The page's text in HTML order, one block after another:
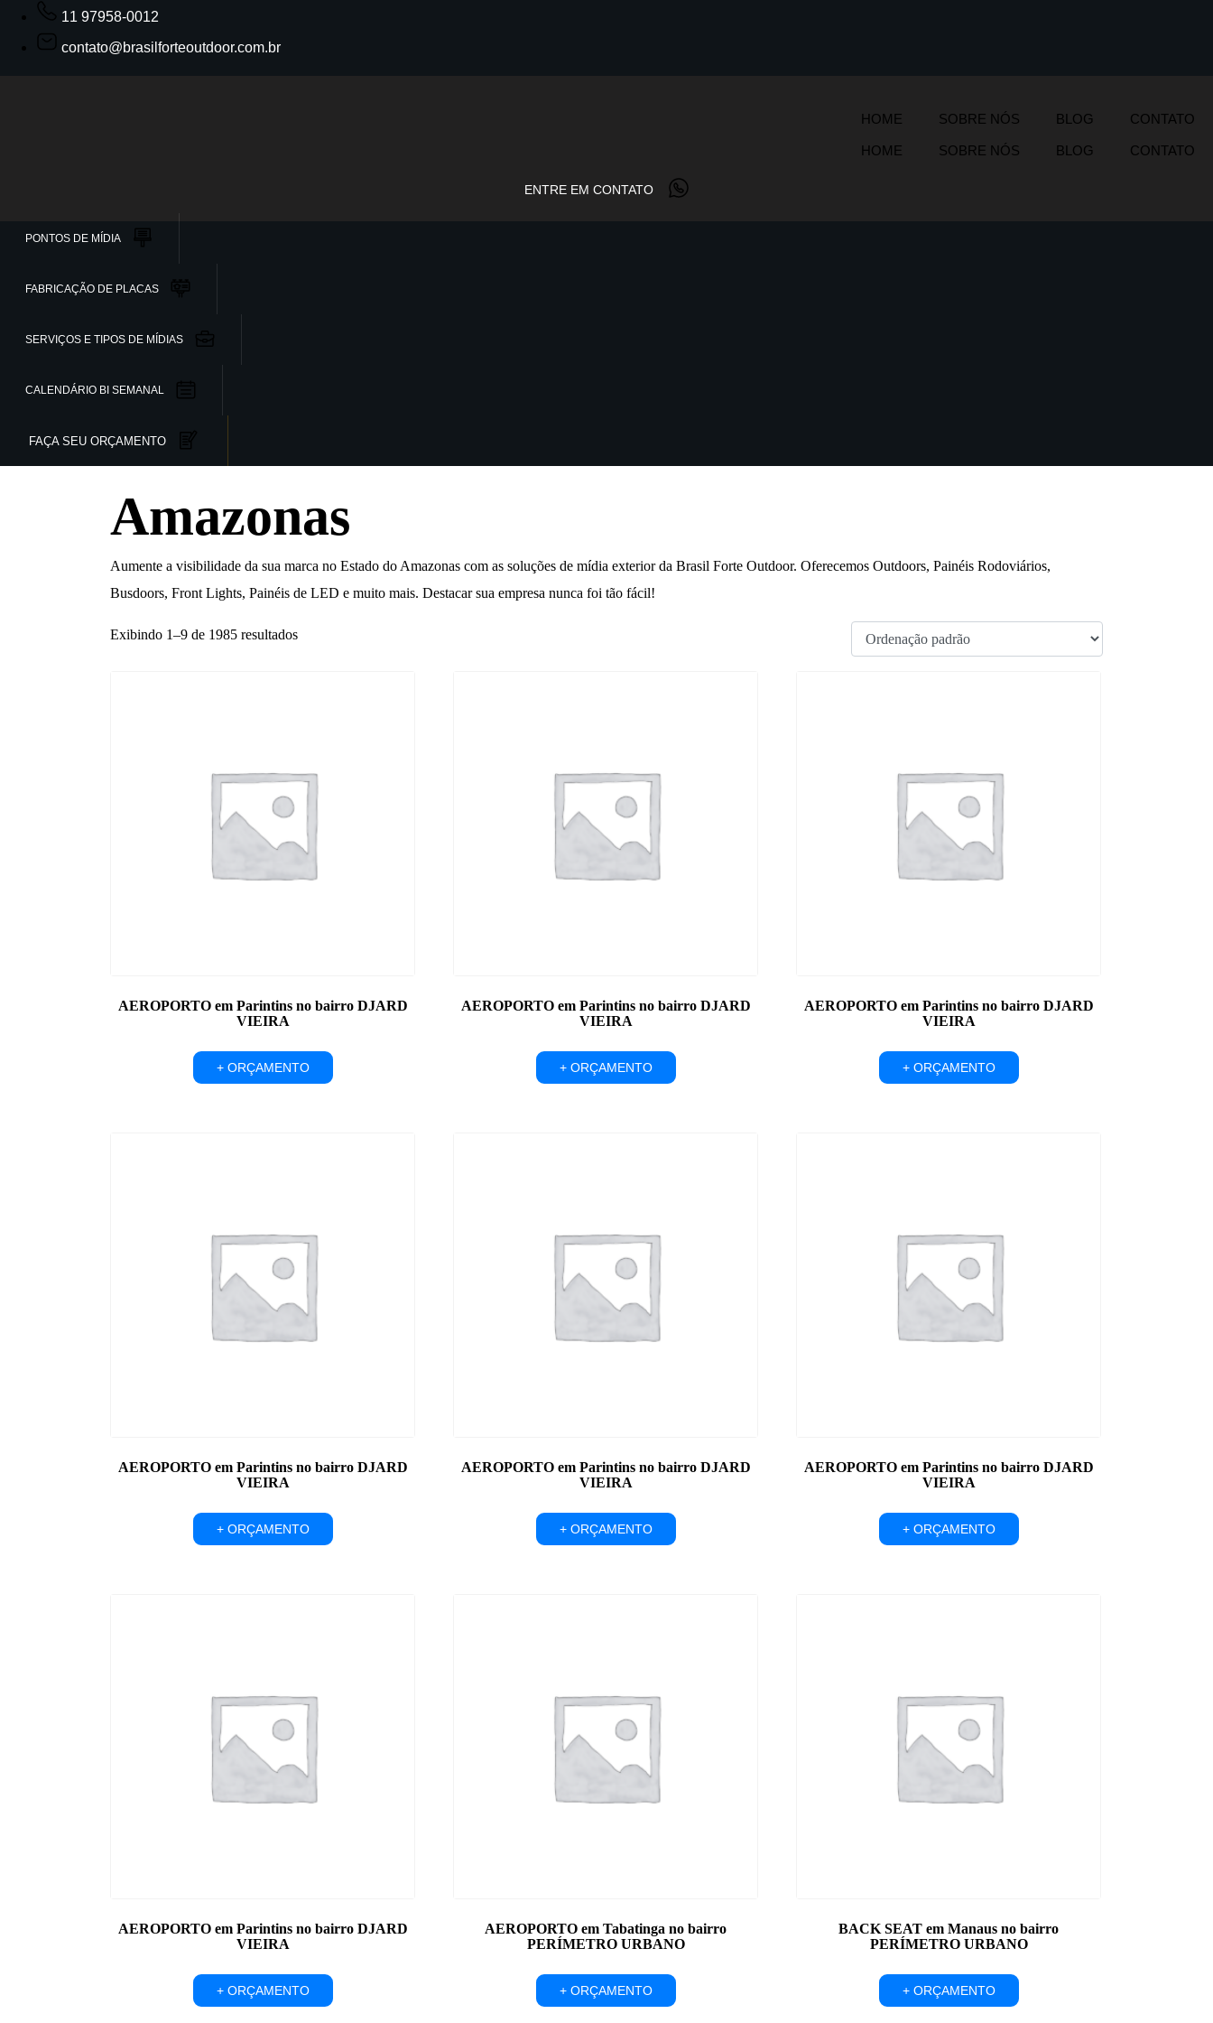
11 97958-0012
contato@brasilforteoutdoor.com.br
HOME SOBRE NÓS BLOG CONTATO
HOME SOBRE NÓS BLOG CONTATO
ENTRE EM CONTATO
PONTOS DE MÍDIA
FABRICAÇÃO DE PLACAS
SERVIÇOS E TIPOS DE MÍDIAS
CALENDÁRIO BI SEMANAL
FAÇA SEU ORÇAMENTO
Amazonas
Aumente a visibilidade da sua marca no Estado do Amazonas com as soluções de mídia exterior da Brasil Forte Outdoor. Oferecemos Outdoors, Painéis Rodoviários,
Busdoors, Front Lights, Painéis de LED e muito mais. Destacar sua empresa nunca foi tão fácil!
Exibindo 1–9 de 1985 resultados
AEROPORTO em Parintins no bairro DJARD
VIEIRA
+ ORÇAMENTO
AEROPORTO em Parintins no bairro DJARD
VIEIRA
+ ORÇAMENTO
AEROPORTO em Parintins no bairro DJARD
VIEIRA
+ ORÇAMENTO
AEROPORTO em Parintins no bairro DJARD
VIEIRA
+ ORÇAMENTO
AEROPORTO em Parintins no bairro DJARD
VIEIRA
+ ORÇAMENTO
AEROPORTO em Parintins no bairro DJARD
VIEIRA
+ ORÇAMENTO
AEROPORTO em Parintins no bairro DJARD
VIEIRA
+ ORÇAMENTO
AEROPORTO em Tabatinga no bairro
PERÍMETRO URBANO
+ ORÇAMENTO
BACK SEAT em Manaus no bairro
PERÍMETRO URBANO
+ ORÇAMENTO